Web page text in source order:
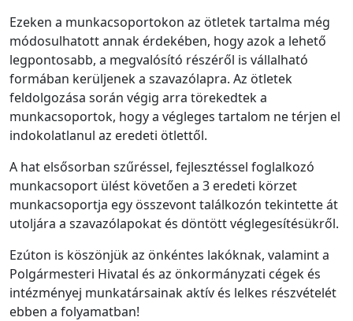
Ezeken a munkacsoportokon az ötletek tartalma még
módosulhatott annak érdekében, hogy azok a lehető
legpontosabb, a megvalósító részéről is vállalható
formában kerüljenek a szavazólapra. Az ötletek
feldolgozása során végig arra törekedtek a
munkacsoportok, hogy a végleges tartalom ne térjen el
indokolatlanul az eredeti ötlettől.
A hat elsősorban szűréssel, fejlesztéssel foglalkozó
munkacsoport ülést követően a 3 eredeti körzet
munkacsoportja egy összevont találkozón tekintette át
utoljára a szavazólapokat és döntött véglegesítésükről.
Ezúton is köszönjük az önkéntes lakóknak, valamint a
Polgármesteri Hivatal és az önkormányzati cégek és
intézményej munkatársainak aktív és lelkes részvételét
ebben a folyamatban!